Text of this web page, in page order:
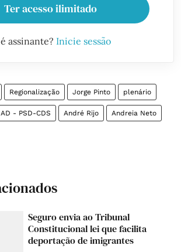
Ter acesso ilimitado
é assinante? Inicie sessão
Regionalização Jorge Pinto plenário
AD - PSD-CDS André Rijo Andreia Neto
Seguro envia ao Tribunal
Constitucional lei que facilita
deportação de imigrantes